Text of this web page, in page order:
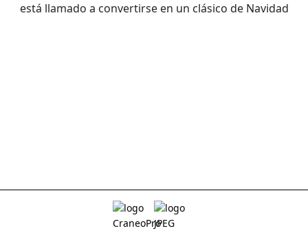
está llamado a convertirse en un clásico de Navidad